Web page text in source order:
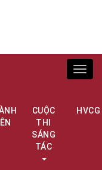
CUỘC
THI
SÁNG
TÁC
HVCG